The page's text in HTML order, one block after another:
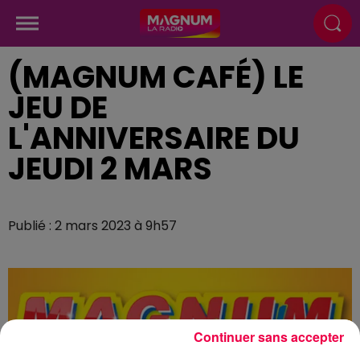
(MAGNUM CAFÉ) LE
JEU DE
L'ANNIVERSAIRE DU
JEUDI 2 MARS
Publié : 2 mars 2023 à 9h57
Continuer sans accepter